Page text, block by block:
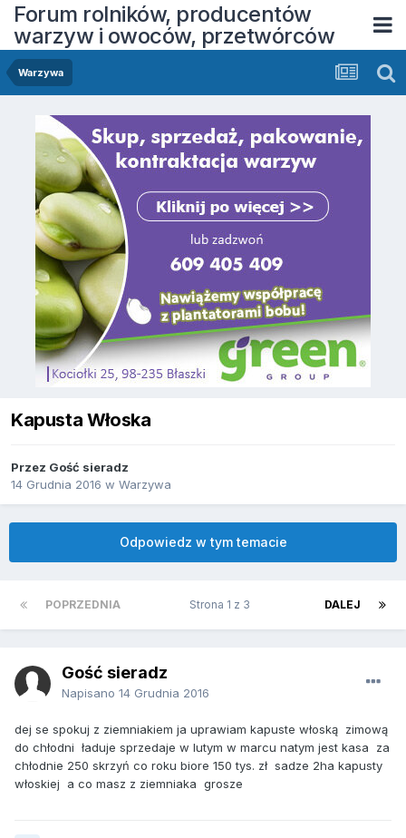
Forum rolników, producentów
warzyw i owoców, przetwórców
Warzywa
Kapusta Włoska
Przez Gość sieradz
14 Grudnia 2016 w Warzywa
Odpowiedz w tym temacie
POPRZEDNIA DALEJ
Strona 1 z 3
Gość sieradz
Napisano 14 Grudnia 2016
dej se spokuj z ziemniakiem ja uprawiam kapuste włoską zimową
do chłodni ładuje sprzedaje w lutym w marcu natym jest kasa za
chłodnie 250 skrzyń co roku biore 150 tys. zł sadze 2ha kapusty
włoskiej a co masz z ziemniaka grosze